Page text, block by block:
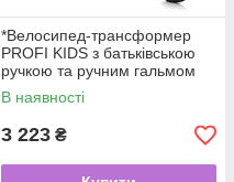
*Велосипед-трансформер
PROFI KIDS з батьківською
ручкою та ручним гальмом
арт. MB 1021-7
В наявності
3 223 ₴